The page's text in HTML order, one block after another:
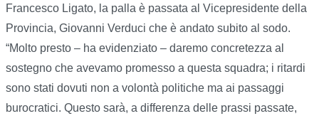
Francesco Ligato, la palla è passata al Vicepresidente della
Provincia, Giovanni Verduci che è andato subito al sodo.
“Molto presto – ha evidenziato – daremo concretezza al
sostegno che avevamo promesso a questa squadra; i ritardi
sono stati dovuti non a volontà politiche ma ai passaggi
burocratici. Questo sarà, a differenza delle prassi passate,